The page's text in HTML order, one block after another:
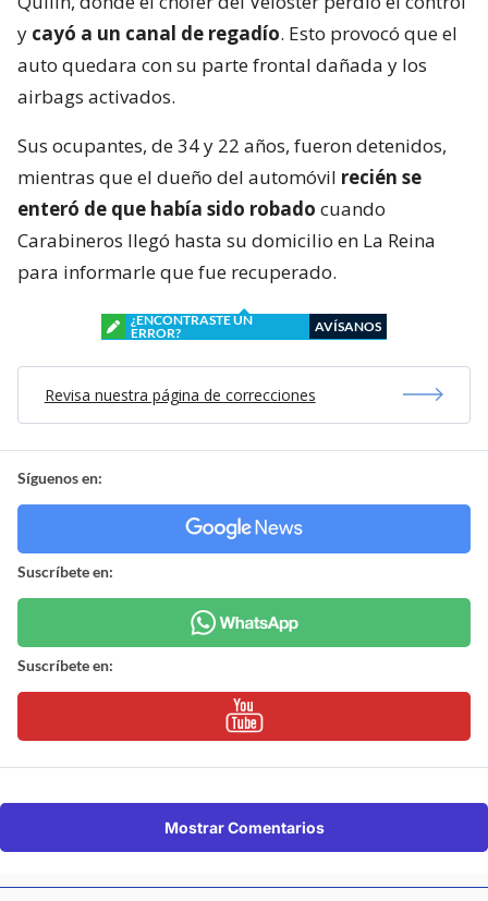
y cayó a un canal de regadío. Esto provocó que el
auto quedara con su parte frontal dañada y los
airbags activados.
Sus ocupantes, de 34 y 22 años, fueron detenidos,
mientras que el dueño del automóvil recién se
enteró de que había sido robado cuando
Carabineros llegó hasta su domicilio en La Reina
para informarle que fue recuperado.
¿ENCONTRASTE UN
ERROR?
AVÍSANOS
Revisa nuestra página de correcciones
Síguenos en:
Suscríbete en:
Suscríbete en:
Mostrar Comentarios